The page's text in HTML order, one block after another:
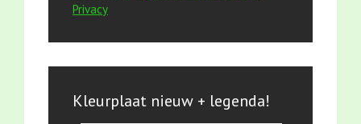
Privacy
Kleurplaat nieuw + legenda!